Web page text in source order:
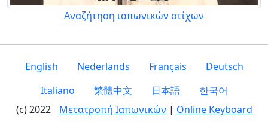
Αναζήτηση ιαπωνικών στίχων
English Nederlands Français
Deutsch
Italiano
繁體中文 日本語
한국어
(c) 2022
Μετατροπή Ιαπωνικών | Online Keyboard